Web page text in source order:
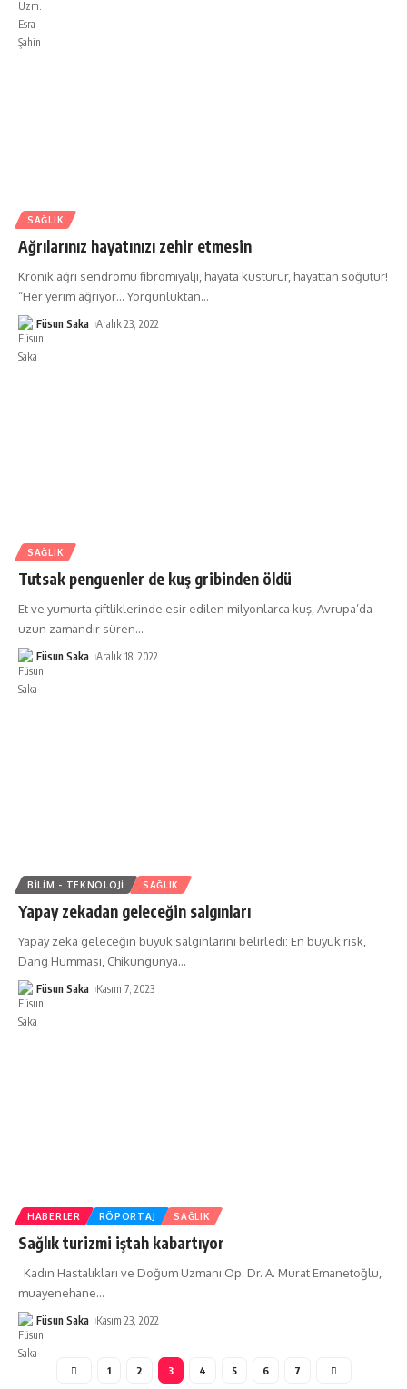
SAĞLIK
Ağrılarınız hayatınızı zehir etmesin
Kronik ağrı sendromu fibromiyalji, hayata küstürür, hayattan soğutur!
“Her yerim ağrıyor… Yorgunluktan…
Füsun Saka Aralık 23, 2022
SAĞLIK
Tutsak penguenler de kuş gribinden öldü
Et ve yumurta çiftliklerinde esir edilen milyonlarca kuş, Avrupa’da
uzun zamandır süren…
Füsun Saka Aralık 18, 2022
BILIM - TEKNOLOJI SAĞLIK
Yapay zekadan geleceğin salgınları
Yapay zeka geleceğin büyük salgınlarını belirledi: En büyük risk,
Dang Humması, Chikungunya…
Füsun Saka Kasım 7, 2023
HABERLER RÖPORTAJ SAĞLIK
Sağlık turizmi iştah kabartıyor
Kadın Hastalıkları ve Doğum Uzmanı Op. Dr. A. Murat Emanetoğlu,
muayenehane…
Füsun Saka Kasım 23, 2022
1 2 3 4 5 6 7